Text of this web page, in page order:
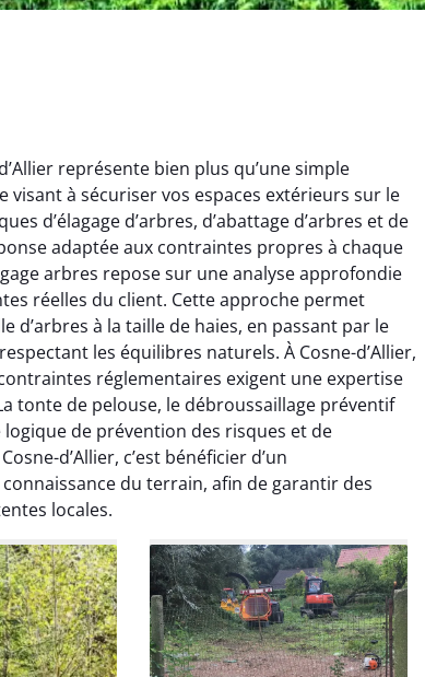
représente bien plus qu’une simple
visant à sécuriser vos espaces extérieurs sur le
d’élagage d’arbres, d’abattage d’arbres et de
adaptée aux contraintes propres à chaque
arbres repose sur une analyse approfondie
réelles du client. Cette approche permet
d’arbres à la taille de haies, en passant par le
les équilibres naturels. À Cosne-d’Allier,
réglementaires exigent une expertise
tonte de pelouse, le débroussaillage préventif
de prévention des risques et de
d’Allier, c’est bénéficier d’un
du terrain, afin de garantir des
locales.
du
arbres ont
après
Léandro Vasseur
12 juillet 2025
Intervention rapide et très
professionnelle pour
l’élagage de mes arbres. Le
travail est propre, sécurisé et
parfaitement réalisé. Je